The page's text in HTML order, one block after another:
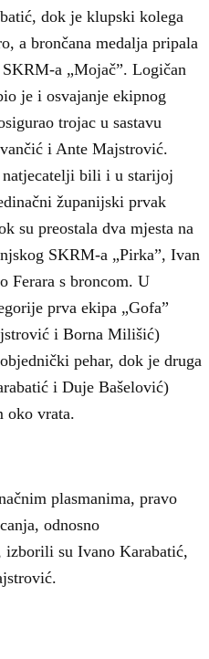
dok je klupski kolega
a brončana medalja pripala
a „Mojač”. Logičan
je i osvajanje ekipnog
trojac u sastavu
i Ante Majstrović.
bili i u starijoj
županijski prvak
su preostala dva mjesta na
SKRM-a „Pirka”, Ivan
Ferara s broncom. U
prva ekipa „Gofa”
i Borna Milišić)
pehar, dok je druga
i Duje Bašelović)
oko vrata.
plasmanima, pravo
odnosno
izborili su Ivano Karabatić,